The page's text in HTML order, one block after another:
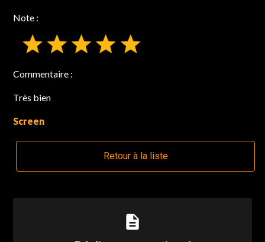
Note :
Commentaire :
Très bien
Screen
Retour à la liste
description